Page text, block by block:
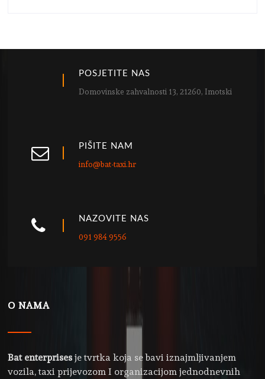
POSJETITE NAS
Domovinske zahvalnosti 13, 21260, Imotski
PIŠITE NAM
info@bat-taxi.hr
NAZOVITE NAS
091 984 9556
O NAMA
Bat enterprises je tvrtka koja se bavi iznajmljivanjem
vozila, taxi prijevozom I organizacijom jednodnevnih